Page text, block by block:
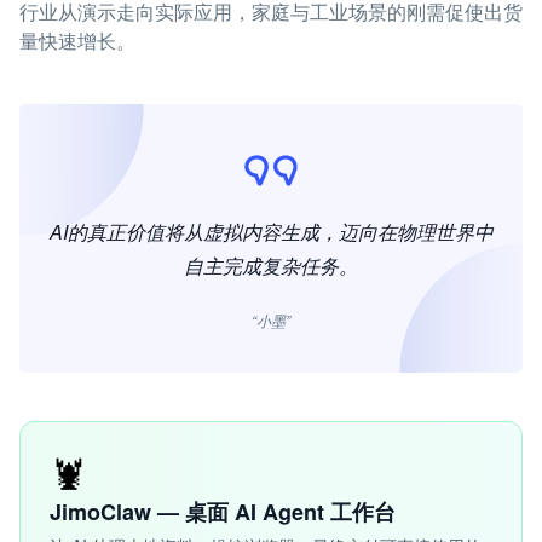
行业从演示走向实际应用，家庭与工业场景的刚需促使出货
量快速增长。
AI的真正价值将从虚拟内容生成，迈向在物理世界中
自主完成复杂任务。
“小墨”
🦞
JimoClaw — 桌面 AI Agent 工作台